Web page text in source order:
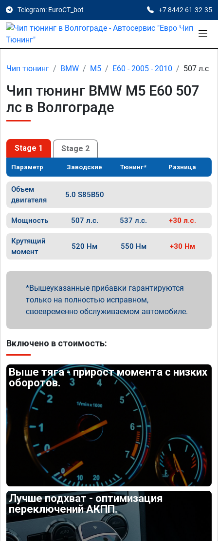
Telegram: EuroCT_bot +7 8442 61-32-35
Чип тюнинг BMW M5 E60 - 2005 - 2010 507 л.с
Чип тюнинг BMW M5 E60 507
лс в Волгограде
Stage 1 Stage 2
Параметр Заводские Тюнинг* Разница
Объем
двигателя
5.0 S85B50
Мощность 507 л.с. 537 л.с. +30 л.с.
Крутящий
момент
520 Нм 550 Нм +30 Нм
Вышеуказанные прибавки гарантируются
только на полностью исправном,
своевременно обслуживаемом автомобиле.
Включено в стоимость:
Выше тяга - прирост момента с низких
оборотов.
Лучше подхват - оптимизация
переключений АКПП.